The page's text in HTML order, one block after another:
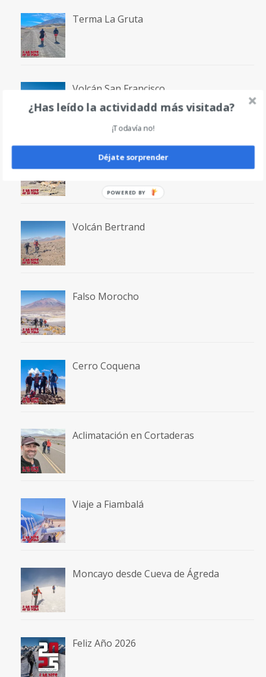
Terma La Gruta
Volcán San Francisco
Laguna San Francisco
Volcán Bertrand
Falso Morocho
Cerro Coquena
Aclimatación en Cortaderas
Viaje a Fiambalá
Moncayo desde Cueva de Ágreda
Feliz Año 2026
¿Has leído la actividadd más visitada?
¡Todavía no!
Déjate sorprender
POWERED